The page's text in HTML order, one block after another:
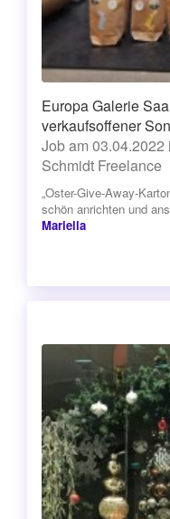
Europa Galerie
verkaufsoffener
Job am
Schmidt Freelance
„Oster-Give-Away-
schön anrichten und
Mariella